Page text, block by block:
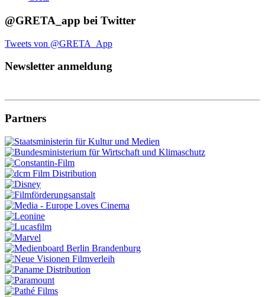
@GRETA_app bei Twitter
Tweets von @GRETA_App
Newsletter anmeldung
Partners